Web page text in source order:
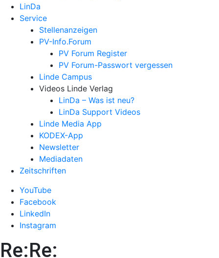
LinDa
Service
Stellenanzeigen
PV-Info.Forum
PV Forum Register
PV Forum-Passwort vergessen
Linde Campus
Videos Linde Verlag
LinDa – Was ist neu?
LinDa Support Videos
Linde Media App
KODEX-App
Newsletter
Mediadaten
Zeitschriften
YouTube
Facebook
LinkedIn
Instagram
Re:Re: